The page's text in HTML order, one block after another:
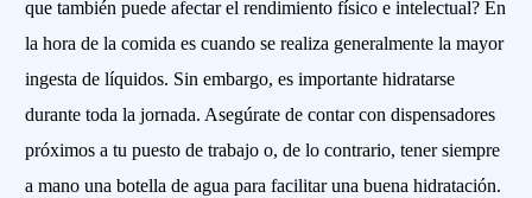
que también puede afectar el rendimiento físico e intelectual? En
la hora de la comida es cuando se realiza generalmente la mayor
ingesta de líquidos. Sin embargo, es importante hidratarse
durante toda la jornada. Asegúrate de contar con dispensadores
próximos a tu puesto de trabajo o, de lo contrario, tener siempre
a mano una botella de agua para facilitar una buena hidratación.